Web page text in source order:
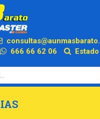
666 66 62 06